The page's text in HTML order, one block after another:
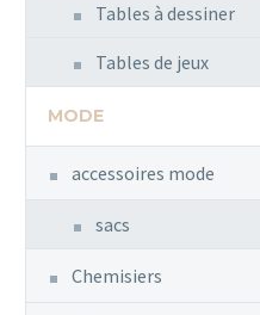
Tables à dessiner
Tables de jeux
MODE
accessoires mode
sacs
Chemisiers